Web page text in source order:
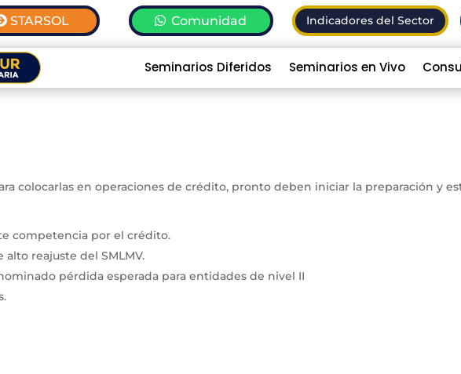
STARSOL Comunidad Indicadores del Sector
Seminarios Diferidos Seminarios en Vivo
colocarlas en operaciones de crédito, pronto deben iniciar la preparación y
competencia por el crédito.
reajuste del SMLMV.
pérdida esperada para entidades de nivel II